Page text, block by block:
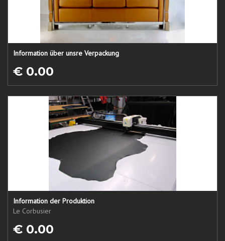
Information über unsre Verpackung
€ 0.00
Information der Produktion
Le Corbusier
€ 0.00